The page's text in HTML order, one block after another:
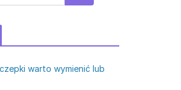
warto wymienić lub